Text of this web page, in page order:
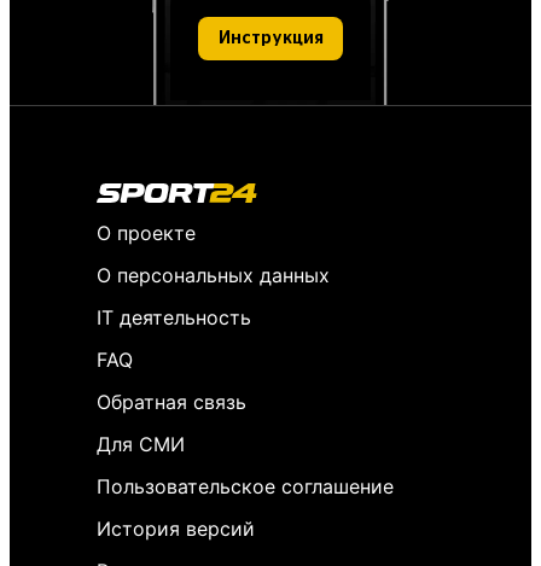
Инструкция
О проекте
О персональных данных
IT деятельность
FAQ
Обратная связь
Для СМИ
Пользовательское соглашение
История версий